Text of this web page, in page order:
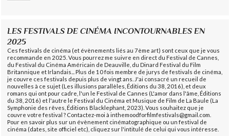
LES FESTIVALS DE CINÉMA INCONTOURNABLES EN
2025
Ces festivals de cinéma (et évènements liés au 7ème art) sont ceux que je vous
recommande en 2025. Vous pourrez me suivre en direct du Festival de Cannes,
du Festival du Cinéma Américain de Deauville, du Dinard Festival du Film
Britannique et Irlandais... Plus de 10 fois membre de jurys de festivals de cinéma,
je couvre ces festivals depuis plus de vingt ans. J'ai consacré un recueil de
nouvelles à ce sujet (Les illusions parallèles, Éditions du 38, 2016), et deux
romans qui ont pour cadre, l'un le Festival de Cannes (L'amor dans l'âme, Éditions
du 38, 2016) et l'autre le Festival du Cinéma et Musique de Film de La Baule (La
Symphonie des rêves, Éditions Blacklephant, 2023). Vous souhaitez que je
couvre votre festival ? Contactez-moi à inthemoodforfilmfestivals@gmail.com.
Pour en savoir plus sur un évènement cinématographique ou un festival de
cinéma (dates, site officiel etc), cliquez sur l'intitulé de celui qui vous intéresse.